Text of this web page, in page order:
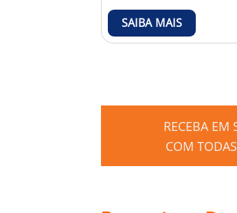
SAIBA MAIS
RECEBA EM
COM